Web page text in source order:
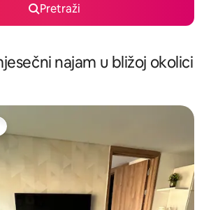
Pretraži
najam u bližoj okolici
s oznakom „Odabrali gosti”